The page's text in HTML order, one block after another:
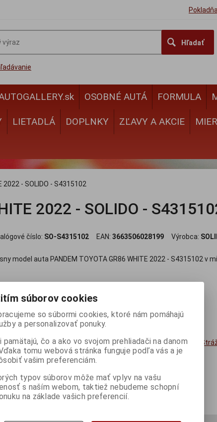
Pokladňa
Hľadať
OSOBNÉ AUTÁ FORMULA
LIETADLÁ DOPLNKY ZĽAVY A AKCIE
2022 - SOLIDO - S4315102
2022 - SOLIDO -
číslo: SO-S4315102 EAN: 3663506028199 Výrobca:
model auta PANDEM TOYOTA GR86 WHITE 2022 - S4315102 v
EUR
ks Pridať do košíka
Porovnať Pridať k oblúbeným
1 ks ISBN:S4315102
súborov cookies
so súbormi cookies, ktoré nám pomáhajú
a personalizovať ponuky.
čo a ako vo svojom prehliadači na danom
tomu webová stránka funguje podľa vás a je
vašim preferenciám.
typov súborov môže mať vplyv na vašu
s naším webom, taktiež nebudeme schopní
na základe vašich preferencií.